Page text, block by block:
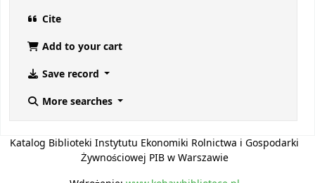
Cite
Add to your cart
Save record
More searches
Katalog Biblioteki Instytutu Ekonomiki Rolnictwa i Gospodarki
Żywnościowej PIB w Warszawie